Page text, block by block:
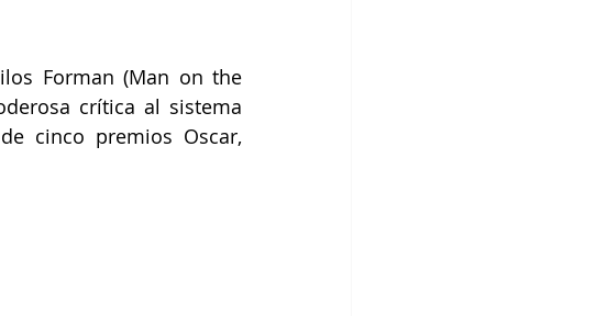
Forman (Man on the
crítica al sistema
cinco premios Oscar,